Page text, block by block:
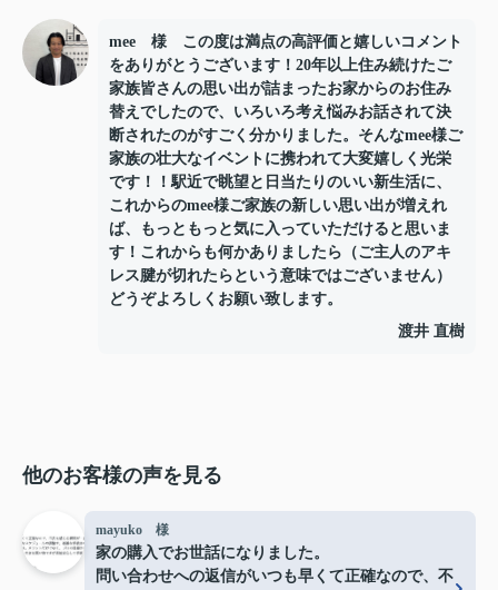
mee 様 この度は満点の高評価と嬉しいコメント
をありがとうございます！20年以上住み続けたご
家族皆さんの思い出が詰まったお家からのお住み
替えでしたので、いろいろ考え悩みお話されて決
断されたのがすごく分かりました。そんなmee様ご
家族の壮大なイベントに携われて大変嬉しく光栄
です！！駅近で眺望と日当たりのいい新生活に、
これからのmee様ご家族の新しい思い出が増えれ
ば、もっともっと気に入っていただけると思いま
す！これからも何かありましたら（ご主人のアキ
レス腱が切れたらという意味ではございません）
どうぞよろしくお願い致します。
渡井 直樹
他のお客様の声を見る
mayuko 様
家の購入でお世話になりました。
問い合わせへの返信がいつも早くて正確なので、不